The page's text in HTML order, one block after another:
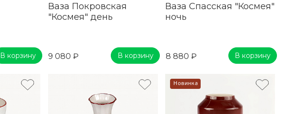
В корзину
Ваза Покровская
"Космея" день
9 080 ₽ В корзину
Ваза Спасская "Космея"
ночь
8 880 ₽ В корзину
Новинка